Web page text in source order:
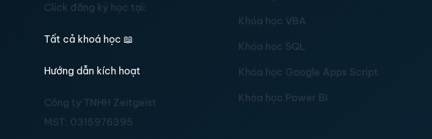
Click đăng ký học tại:
Tất cả khoá học 📖
Hướng dẫn kích hoạt
Công ty TNHH Zeitgeist
MST: 0315976395
Khóa học VBA
Khóa học SQL
Khóa học Google Apps Script
Khóa học Power BI